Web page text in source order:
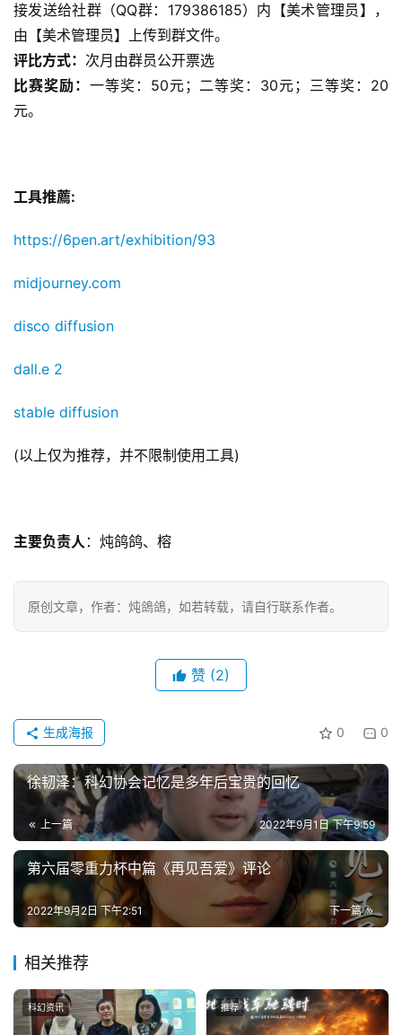
重
科
征
稿
科
讯
科
幻
小
说
接发送给社群（QQ群：179386185）内【美术管理员】，
由【美术管理员】上传到群文件。
评比方式： 次月由群员公开票选
比赛奖励： 一等奖：50元；二等奖：30元；三等奖：20
元。
工具推薦:
https://6pen.art/exhibition/93
midjourney.com
disco diffusion
dall.e 2
stable diffusion
(以上仅为推荐，并不限制使用工具)
主要负责人 ：炖鸽鸽、榕
原创文章，作者：炖鴿鴿，如若转载，请自行联系作者。
赞 (2)
0 0
生成海报
徐韧泽：科幻协会记忆是多年后宝贵的回忆
上一篇 2022年9月1日 下午9:59
第六届零重力杯中篇《再见吾爱》评论
下一篇
2022年9月2日 下午2:51
相关推荐
科幻资讯 推荐